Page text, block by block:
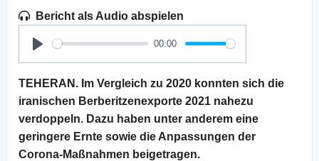
Bericht als Audio abspielen
Play
00:00
TEHERAN. Im Vergleich zu 2020 konnten sich die
iranischen Berberitzenexporte 2021 nahezu
verdoppeln. Dazu haben unter anderem eine
geringere Ernte sowie die Anpassungen der
Corona-Maßnahmen beigetragen.